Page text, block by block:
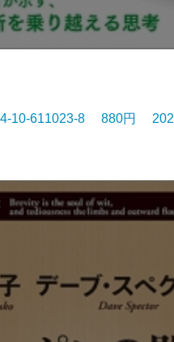
10-611023-8 880円